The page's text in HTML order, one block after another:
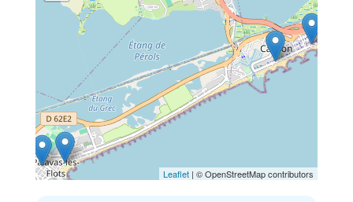
Leaflet | © OpenStreetMap contributors